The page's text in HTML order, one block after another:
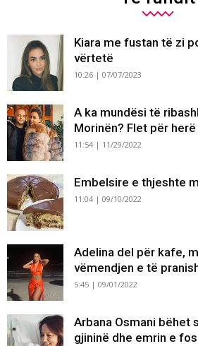
Kiara me fustan të zi
vërtetë
10:26 | 07/07/2023
A ka mundësi të
Morinën? Flet për
11:54 | 11/29/2022
Embelsire e thjeshte
11:04 | 09/10/2022
Adelina del për kafe,
vëmendjen e të
5:45 | 09/01/2022
Arbana Osmani bëhet
gjininë dhe emrin e